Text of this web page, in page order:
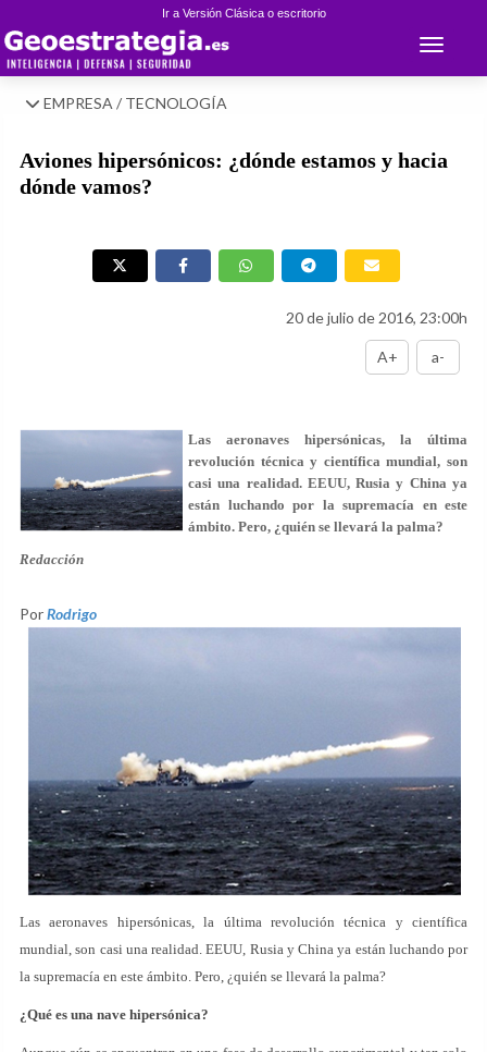
Ir a Versión Clásica o escritorio
Toggle
EMPRESA / TECNOLOGÍA
Aviones hipersónicos: ¿dónde estamos y hacia
dónde vamos?
20 de julio de 2016, 23:00h
A+ a-
Las aeronaves hipersónicas, la última
revolución técnica y científica mundial, son
casi una realidad. EEUU, Rusia y China ya
están luchando por la supremacía en este
ámbito. Pero, ¿quién se llevará la palma?
Redacción
PorRodrigo
Las aeronaves hipersónicas, la última revolución técnica y científica
mundial, son casi una realidad. EEUU, Rusia y China ya están luchando por
la supremacía en este ámbito. Pero, ¿quién se llevará la palma?
¿Qué es una nave hipersónica?